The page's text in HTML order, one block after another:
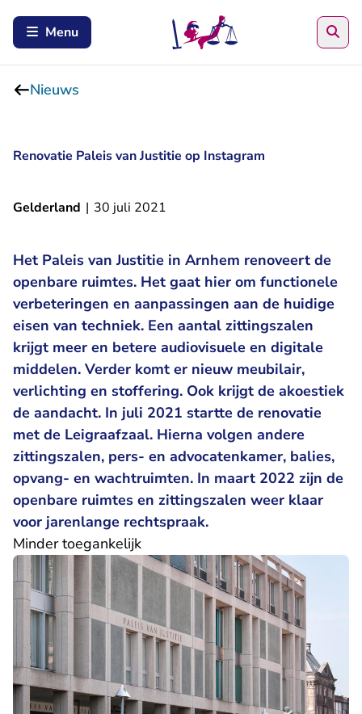
Menu
Nieuws
Renovatie Paleis van Justitie op Instagram
Gelderland | 30 juli 2021
Het Paleis van Justitie in Arnhem renoveert de
openbare ruimtes. Het gaat hier om functionele
verbeteringen en aanpassingen aan de huidige
eisen van techniek. Een aantal zittingszalen
krijgt meer en betere audiovisuele en digitale
middelen. Verder komt er nieuw meubilair,
verlichting en stoffering. Ook krijgt de akoestiek
de aandacht. In juli 2021 startte de renovatie
met de Leigraafzaal. Hierna volgen andere
zittingszalen, pers- en advocatenkamer, balies,
opvang- en wachtruimten. In maart 2022 zijn de
openbare ruimtes en zittingszalen weer klaar
voor jarenlange rechtspraak.
Minder toegankelijk